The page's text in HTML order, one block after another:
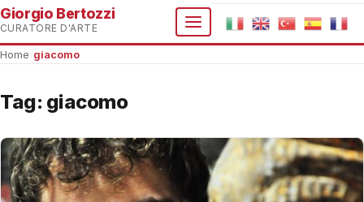
Giorgio Bertozzi
CURATORE D'ARTE
Home giacomo
Tag: giacomo